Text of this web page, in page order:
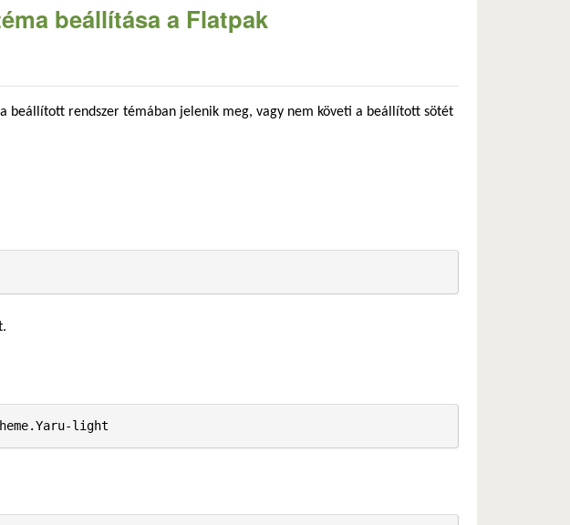
beállítása a Flatpak
beállított rendszer témában jelenik meg, vagy nem követi a beállított sötét
light